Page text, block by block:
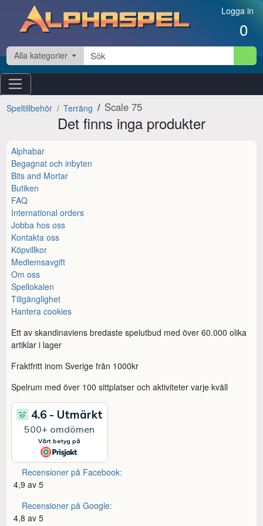
Hoppa till innehåll Logga in
0
Alla kategorier
Speltillbehör Terräng Scale 75
Det finns inga produkter
Alphabar
Begagnat och inbyten
Bits and Mortar
Butiken
FAQ
International orders
Jobba hos oss
Kontakta oss
Köpvillkor
Medlemsavgift
Om oss
Spellokalen
Tillgänglighet
Hantera cookies
Ett av skandinaviens bredaste spelutbud med över 60.000 olika
artiklar i lager
Fraktfritt inom Sverige från 1000kr
Spelrum med över 100 sittplatser och aktiviteter varje kväll
Recensioner på Facebook:
4,9 av 5
Recensioner på Google:
4,8 av 5